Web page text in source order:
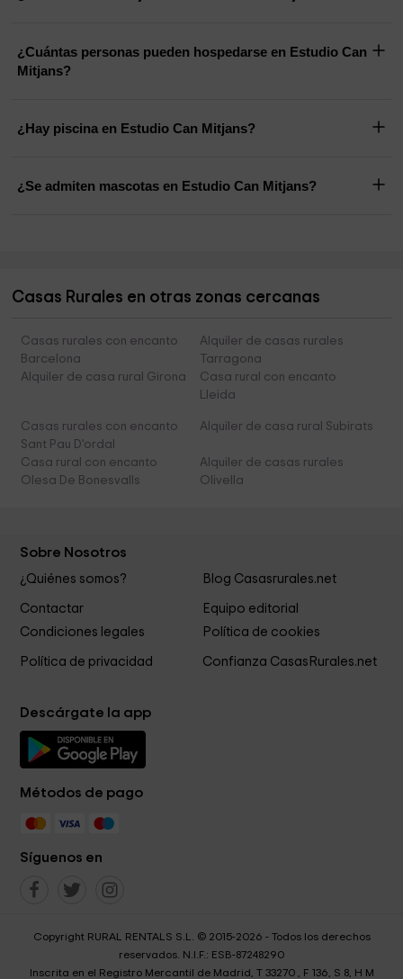
¿Cuántas personas pueden hospedarse en Estudio Can
Mitjans?
¿Hay piscina en Estudio Can Mitjans?
¿Se admiten mascotas en Estudio Can Mitjans?
Casas Rurales en otras zonas cercanas
Casas rurales con encanto
Barcelona
Alquiler de casas rurales
Tarragona
Alquiler de casa rural Girona
Casa rural con encanto
Lleida
Casas rurales con encanto
Sant Pau D'ordal
Alquiler de casa rural Subirats
Casa rural con encanto
Olesa De Bonesvalls
Alquiler de casas rurales
Olivella
Sobre Nosotros
¿Quiénes somos? Blog Casasrurales.net
Contactar
Equipo editorial
Condiciones legales
Política de cookies
Política de privacidad Confianza CasasRurales.net
Descárgate la app
Métodos de pago
Síguenos en
Copyright RURAL RENTALS S.L. © 2015-2026 - Todos los derechos
reservados. N.I.F.: ESB-87248290
Inscrita en el Registro Mercantil de Madrid, T 33270 , F 136, S 8, H M